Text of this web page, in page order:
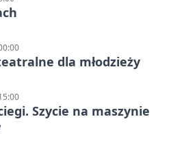
dla młodzieży
Szycie na maszynie